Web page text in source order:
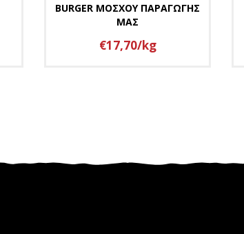
BURGER ΜΟΣΧΟΥ ΠΑΡΑΓΩΓΗΣ
ΜΑΣ
€17,70/kg